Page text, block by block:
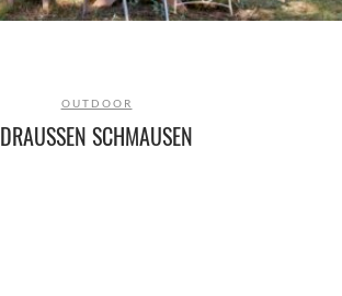
OUTDOOR
DRAUSSEN SCHMAUSEN